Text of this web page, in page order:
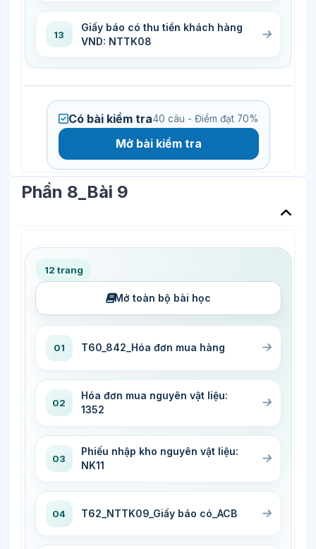
13
Giấy báo có thu tiền khách hàng
VND: NTTK08
Có bài kiểm tra40 câu - Điểm đạt 70%
Mở bài kiểm tra
Phần 8_Bài 9
12 trang
Mở toàn bộ bài học
01 T60_842_Hóa đơn mua hàng
02
Hóa đơn mua nguyên vật liệu:
1352
03
Phiếu nhập kho nguyên vật liệu:
NK11
04 T62_NTTK09_Giấy báo có_ACB